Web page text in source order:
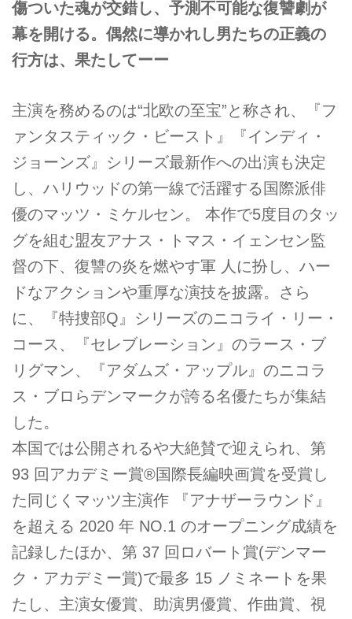
傷ついた魂が交錯し、予測不可能な復讐劇が
幕を開ける。偶然に導かれし男たちの正義の
行方は、果たしてーー
主演を務めるのは“北欧の至宝”と称され、『フ
ァンタスティック・ビースト』『インディ・
ジョーンズ』シリーズ最新作への出演も決定
し、ハリウッドの第一線で活躍する国際派俳
優のマッツ・ミケルセン。 本作で5度目のタッ
グを組む盟友アナス・トマス・イェンセン監
督の下、復讐の炎を燃やす軍 人に扮し、ハー
ドなアクションや重厚な演技を披露。さら
に、『特捜部Q』シリーズのニコライ・リー・
コース、『セレブレーション』のラース・ブ
リグマン、『アダムズ・アップル』のニコラ
ス・ブロらデンマークが誇る名優たちが集結
した。
本国では公開されるや大絶賛で迎えられ、第
93 回アカデミー賞®国際長編映画賞を受賞し
た同じくマッツ主演作 『アナザーラウンド』
を超える 2020 年 NO.1 のオープニング成績を
記録したほか、第 37 回ロバート賞(デンマー
ク・アカデミー賞)で最多 15 ノミネートを果
たし、主演女優賞、助演男優賞、作曲賞、視